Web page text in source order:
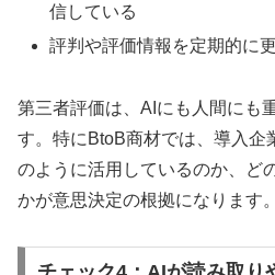
信している
評判や評価情報を定期的に
第三者評価は、AIにも人間にも
す。特にBtoB商材では、導入企
のように活用しているのか、ど
かが意思決定の根拠になります。